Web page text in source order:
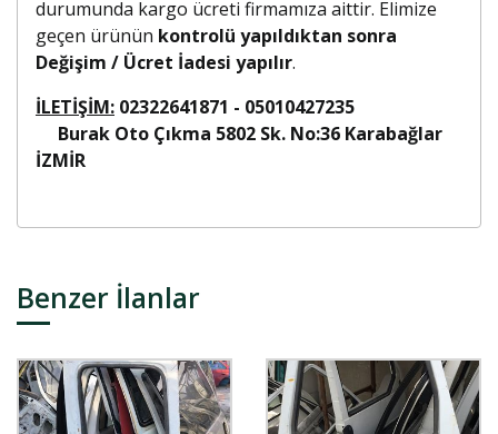
durumunda kargo ücreti firmamıza aittir. Elimize
geçen ürünün kontrolü yapıldıktan sonra
Değişim / Ücret İadesi yapılır.
İLETİŞİM: 02322641871 - 05010427235
Burak Oto Çıkma 5802 Sk. No:36 Karabağlar
İZMİR
Benzer İlanlar